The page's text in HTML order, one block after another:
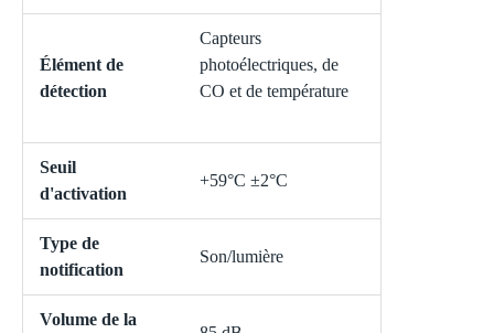
Élémentde
détection
Capteurs
photoélectriques, de
CO et de température
Seuil
d'activation
+59°С ±2°С
Type de
notification
Son/lumière
Volume de la